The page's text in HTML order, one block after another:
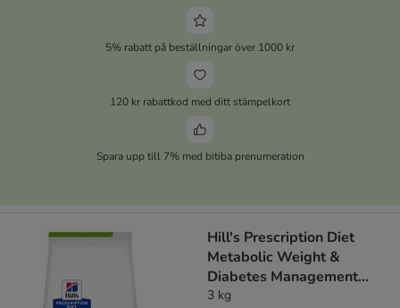
5% rabatt på beställningar över 1000 kr
120 kr rabattkod med ditt stämpelkort
Spara upp till 7% med bitiba prenumeration
Hill's Prescription Diet
Metabolic Weight &
Diabetes Management
Chicken
3 kg